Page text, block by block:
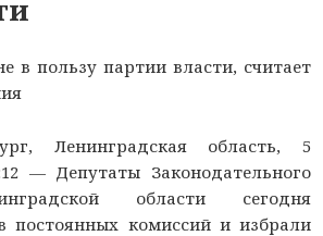
в пользу партии власти, считает
Ленинградская область, 5
— Депутаты Законодательного
области сегодня
постоянных комиссий и избрали